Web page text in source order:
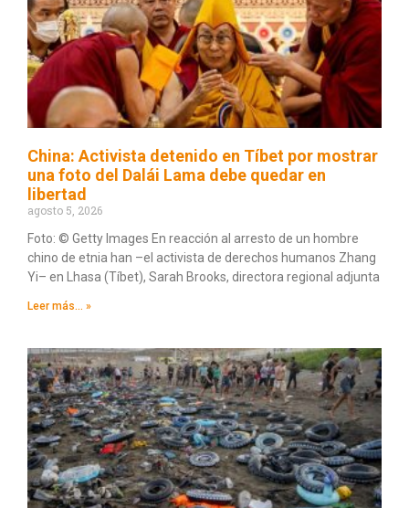
China: Activista detenido en Tíbet por mostrar
una foto del Dalái Lama debe quedar en
libertad
agosto 5, 2026
Foto: © Getty Images En reacción al arresto de un hombre
chino de etnia han –el activista de derechos humanos Zhang
Yi– en Lhasa (Tíbet), Sarah Brooks, directora regional adjunta
Leer más... »